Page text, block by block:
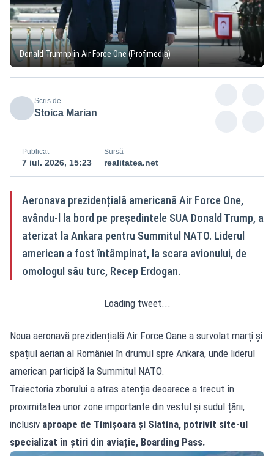
Donald Trumnp în Air Force One (Profimedia)
Scris de
Stoica Marian
Publicat
7 iul. 2026, 15:23
Sursă
realitatea.net
Aeronava prezidențială americană Air Force One,
avându‑l la bord pe președintele SUA Donald Trump, a
aterizat la Ankara pentru Summitul NATO. Liderul
american a fost întâmpinat, la scara avionului, de
omologul său turc, Recep Erdogan.
Loading tweet...
Noua aeronavă prezidențială Air Force Oane a survolat marți și
spațiul aerian al României în drumul spre Ankara, unde liderul
american participă la Summitul NATO.
Traiectoria zborului a atras atenția deoarece a trecut în
proximitatea unor zone importante din vestul și sudul țării,
inclusiv aproape de Timișoara și Slatina, potrivit site-ul
specializat în știri din aviație, Boarding Pass.